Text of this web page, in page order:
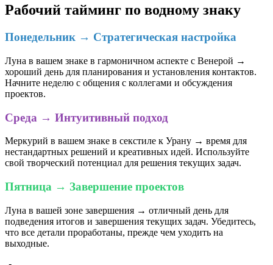
Рабочий тайминг по водному знаку
Понедельник → Стратегическая настройка
Луна в вашем знаке в гармоничном аспекте с Венерой →
хороший день для планирования и установления контактов.
Начните неделю с общения с коллегами и обсуждения
проектов.
Среда → Интуитивный подход
Меркурий в вашем знаке в секстиле к Урану → время для
нестандартных решений и креативных идей. Используйте
свой творческий потенциал для решения текущих задач.
Пятница → Завершение проектов
Луна в вашей зоне завершения → отличный день для
подведения итогов и завершения текущих задач. Убедитесь,
что все детали проработаны, прежде чем уходить на
выходные.